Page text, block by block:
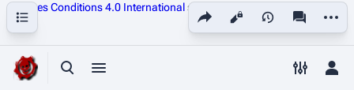
Basculer la recherche
Basculer le menu Changer
Partager cette page
Affichages
Sommaire
Mêmes Conditions 4.0 Internationalsauf mention contraire.